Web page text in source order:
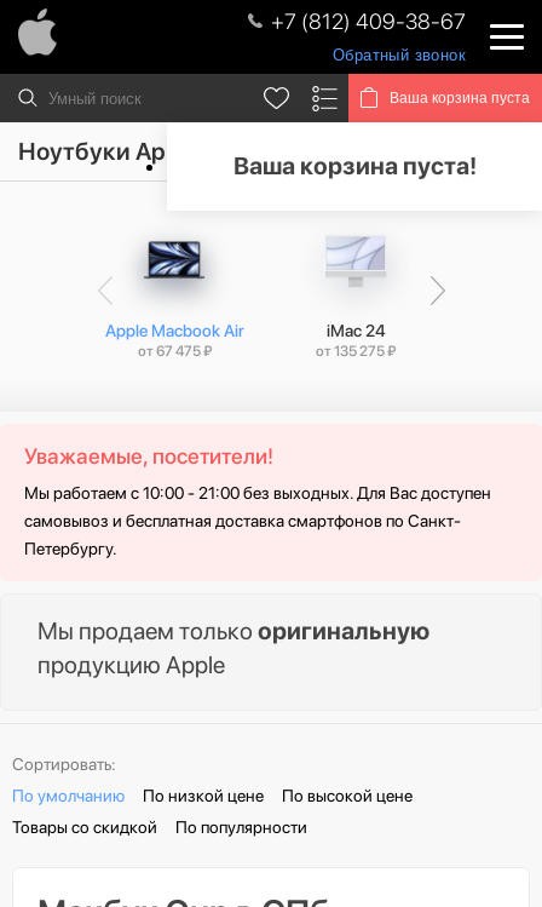
+7 (812) 409-38-67
Обратный звонок
Ваша корзина пуста
Ваша корзина пуста!
Ноутбуки Apple Macbook Air
Apple Macbook Air
от 67 475 ₽
iMac 24
от 135 275 ₽
Уважаемые, посетители!
Мы работаем с 10:00 - 21:00 без выходных. Для Вас доступен
самовывоз и бесплатная доставка смартфонов по Санкт-
Петербургу.
Мы продаем только оригинальную
продукцию Apple
Сортировать:
По умолчанию
По низкой цене
По высокой цене
Товары со скидкой
По популярности